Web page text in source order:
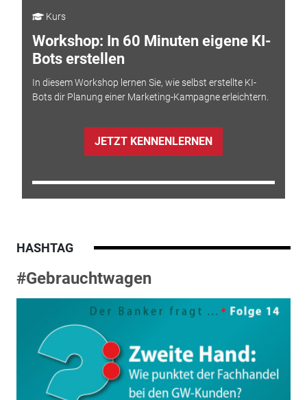
Kurs
Workshop: In 60 Minuten eigene KI-
Bots erstellen
In diesem Workshop lernen Sie, wie selbst erstellte KI-
Bots dir Planung einer Marketing-Kampagne erleichtern.
JETZT KENNENLERNEN
HASHTAG
#Gebrauchtwagen